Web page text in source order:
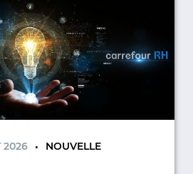
2026 NOUVELLE